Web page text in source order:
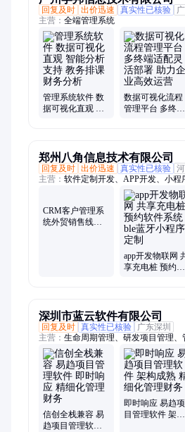
回复及时 出价迅速 真实性已核验
主营： 全端管理系统
管理系统软件 数
据可视化直观 智
数据可视化流程
管理平台 多终端
郑州八角信息技术有限公司
回复及时 出价迅速 真实性已核验
主营： 软件定制开发、APP开发、小程
CRM客户管理系
统外贸销售线索
app开发物联网
享充电桩 预约软
深圳市蓝云软件有限公司
回复及时 真实性已核验
广东深圳
主营： 生命周期管理、研发项目管理
平台、领域解决方案、项目组合管理、
信创全栈兼容 易
趋项目管理软件
即时响应 易趋项
目管理软件 架构